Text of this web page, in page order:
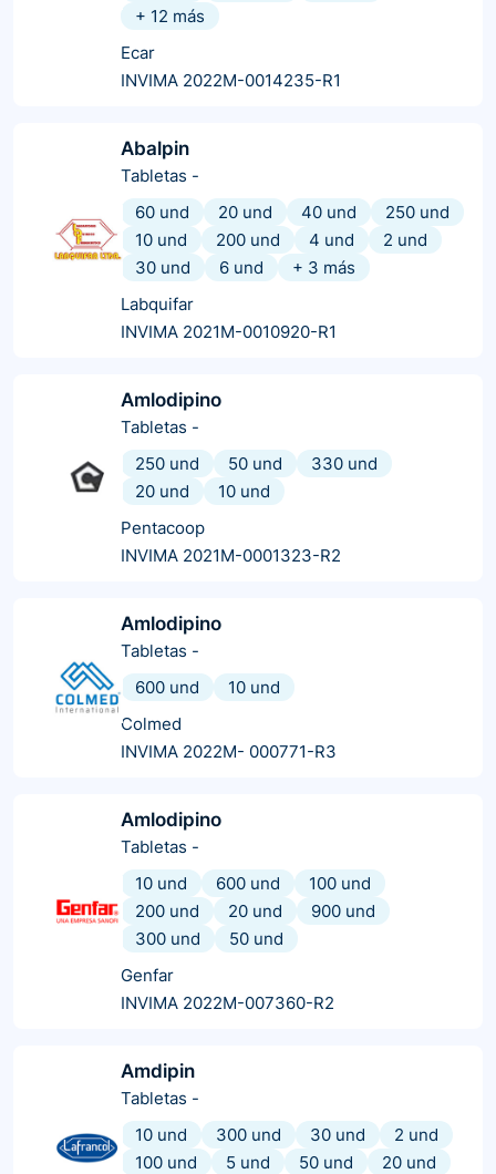
+ 12 más
Ecar
INVIMA 2022M-0014235-R1
Abalpin
Tabletas -
60 und
20 und 40 und
250 und
10 und
200 und 4 und
2 und
30 und
6 und + 3 más
Labquifar
INVIMA 2021M-0010920-R1
Amlodipino
Tabletas -
250 und
50 und
330 und
20 und
10 und
Pentacoop
INVIMA 2021M-0001323-R2
Amlodipino
Tabletas -
600 und
10 und
Colmed
INVIMA 2022M- 000771-R3
Amlodipino
Tabletas -
10 und
600 und
100 und
200 und
20 und
900 und
300 und
50 und
Genfar
INVIMA 2022M-007360-R2
Amdipin
Tabletas -
10 und
300 und 30 und
2 und
100 und
5 und 50 und
20 und